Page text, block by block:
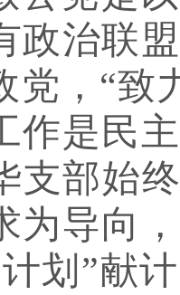
政治联
党，“致
作是民
支部始
为导向
划”献